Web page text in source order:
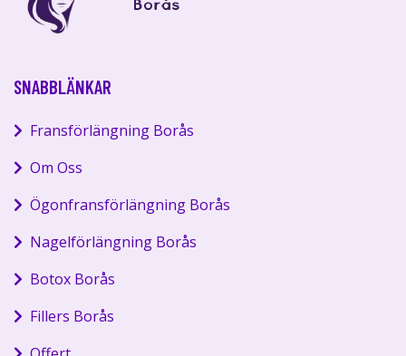
SNABBLÄNKAR
Fransförlängning Borås
Om Oss
Ögonfransförlängning Borås
Nagelförlängning Borås
Botox Borås
Fillers Borås